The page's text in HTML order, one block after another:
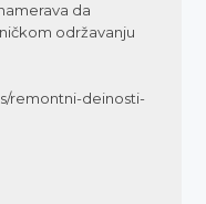
namerava da
održavanju
remontni-deinosti-